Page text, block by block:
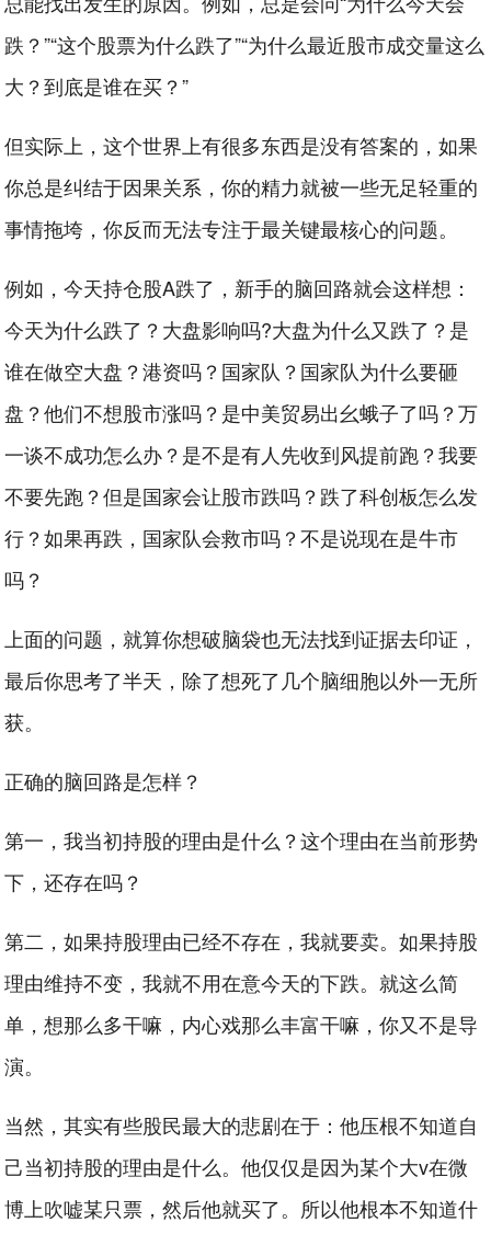
跌？”“这个股票为什么跌了”“为什么最近股市成交量这么
大？到底是谁在买？”
但实际上，这个世界上有很多东西是没有答案的，如果
你总是纠结于因果关系，你的精力就被一些无足轻重的
事情拖垮，你反而无法专注于最关键最核心的问题。
例如，今天持仓股A跌了，新手的脑回路就会这样想：
今天为什么跌了？大盘影响吗?大盘为什么又跌了？是
谁在做空大盘？港资吗？国家队？国家队为什么要砸
盘？他们不想股市涨吗？是中美贸易出幺蛾子了吗？万
一谈不成功怎么办？是不是有人先收到风提前跑？我要
不要先跑？但是国家会让股市跌吗？跌了科创板怎么发
行？如果再跌，国家队会救市吗？不是说现在是牛市
吗？
上面的问题，就算你想破脑袋也无法找到证据去印证，
最后你思考了半天，除了想死了几个脑细胞以外一无所
获。
正确的脑回路是怎样？
第一，我当初持股的理由是什么？这个理由在当前形势
下，还存在吗？
第二，如果持股理由已经不存在，我就要卖。如果持股
理由维持不变，我就不用在意今天的下跌。就这么简
单，想那么多干嘛，内心戏那么丰富干嘛，你又不是导
演。
当然，其实有些股民最大的悲剧在于：他压根不知道自
己当初持股的理由是什么。他仅仅是因为某个大v在微
博上吹嘘某只票，然后他就买了。所以他根本不知道什